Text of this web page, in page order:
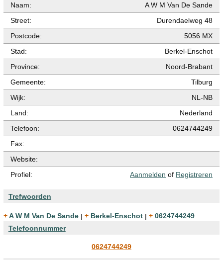
Naam:
A W M Van De Sande
Street:
Durendaelweg 48
Postcode:
5056 MX
Stad:
Berkel-Enschot
Province:
Noord-Brabant
Gemeente:
Tilburg
Wijk:
NL-NB
Land:
Nederland
Telefoon:
0624744249
Fax:
Website:
Profiel:
Aanmelden of Registreren
Trefwoorden
+ A W M Van De Sande | + Berkel-Enschot |
+ 0624744249
Telefoonnummer
0624744249